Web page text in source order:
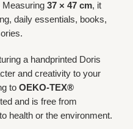
Measuring 37 × 47 cm, it
daily essentials, books,
a handprinted Doris
and creativity to your
to OEKO-TEX®
and is free from
health or the environment.